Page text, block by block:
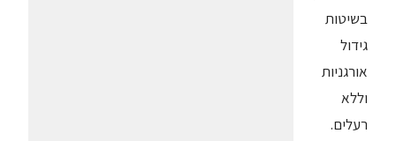
בשיטות
גידול
אורגניות
וללא
רעלים.